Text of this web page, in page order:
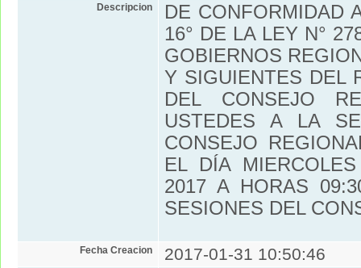
Descripcion
DE CONFORMIDAD
16° DE LA LEY N°
GOBIERNOS
Y SIGUIENTES DEL
DEL CONSEJO
USTEDES A LA
CONSEJO
EL DÍA
2017 A HORAS
SESIONES DEL
Fecha Creacion 2017-01-31 10:50:46